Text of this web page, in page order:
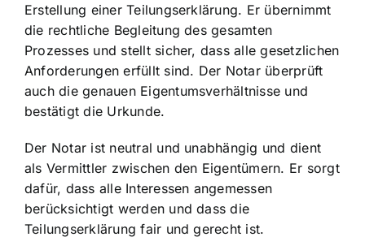
Erstellung einer Teilungserklärung. Er übernimmt
die rechtliche Begleitung des gesamten
Prozesses und stellt sicher, dass alle gesetzlichen
Anforderungen erfüllt sind. Der Notar überprüft
auch die genauen Eigentumsverhältnisse und
bestätigt die Urkunde.
Der Notar ist neutral und unabhängig und dient
als Vermittler zwischen den Eigentümern. Er sorgt
dafür, dass alle Interessen angemessen
berücksichtigt werden und dass die
Teilungserklärung fair und gerecht ist.